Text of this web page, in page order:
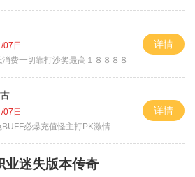
07日
消费一切靠打沙奖最高１８８８８
详情
07日
BUFF必爆充值怪主打PK激情
详情
业迷失版本传奇